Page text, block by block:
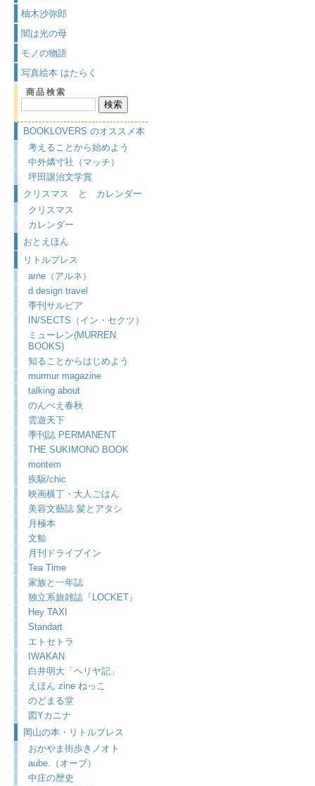
柚木沙弥郎
闇は光の母
モノの物語
写真絵本 はたらく
商品検索
BOOKLOVERS のオススメ本
考えることから始めよう
中外燐寸社（マッチ）
坪田譲治文学賞
クリスマス と カレンダー
クリスマス
カレンダー
おとえほん
リトルプレス
arne（アルネ）
d design travel
季刊サルビア
IN/SECTS（イン・セクツ）
ミューレン(MURREN
BOOKS)
知ることからはじめよう
murmur magazine
talking about
のんべえ春秋
雲遊天下
季刊誌 PERMANENT
THE SUKIMONO BOOK
montem
疾駆/chic
映画横丁・大人ごはん
美容文藝誌 髪とアタシ
月極本
文鯨
月刊ドライブイン
Tea Time
家族と一年誌
独立系旅雑誌『LOCKET』
Hey TAXI
Standart
エトセトラ
IWAKAN
白井明大「ヘリヤ記」
えほん zine ねっこ
のどまる堂
図Yカニナ
岡山の本・リトルプレス
おかやま街歩きノオト
aube.（オーブ）
中庄の歴史